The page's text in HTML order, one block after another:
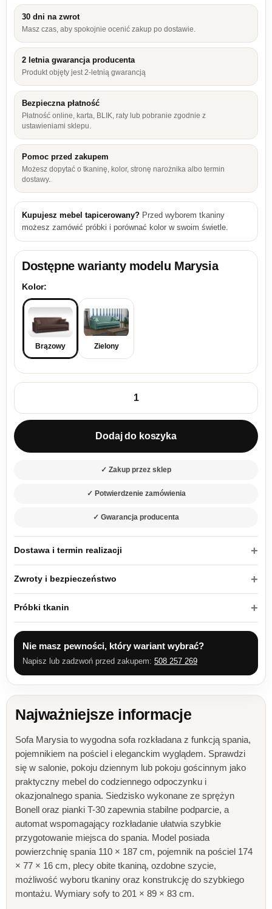
30 dni na zwrot
Masz czas, aby spokojnie ocenić zakup po dostawie.
2 letnia gwarancja producenta
Produkt objęty jest 2-letnią gwarancją
Bezpieczna płatność
Płatność online, karta, BLIK, raty lub pobranie zgodnie z
ustawieniami sklepu.
Pomoc przed zakupem
Możesz dopytać o tkaninę, kolor, stronę narożnika albo termin
dostawy.
Kupujesz mebel tapicerowany? Przed wyborem tkaniny
możesz zamówić próbki i porównać kolor w swoim świetle.
Dostępne warianty modelu Marysia
Kolor:
Brązowy Zielony
ilość Wersalka rozkładana z pojemnikiem na pościel Marysia
Dodaj do koszyka
✓ Zakup przez sklep
✓ Potwierdzenie zamówienia
✓ Gwarancja producenta
Dostawa i termin realizacji
Zwroty i bezpieczeństwo
Próbki tkanin
Nie masz pewności, który wariant wybrać?
Napisz lub zadzwoń przed zakupem: 508 257 269
Najważniejsze informacje
Sofa Marysia to wygodna sofa rozkładana z funkcją spania,
pojemnikiem na pościel i eleganckim wyglądem. Sprawdzi
się w salonie, pokoju dziennym lub pokoju gościnnym jako
praktyczny mebel do codziennego odpoczynku i
okazjonalnego spania. Siedzisko wykonane ze sprężyn
Bonell oraz pianki T-30 zapewnia stabilne podparcie, a
automat wspomagający rozkładanie ułatwia szybkie
przygotowanie miejsca do spania. Model posiada
powierzchnię spania 110 × 187 cm, pojemnik na pościel 174
× 77 × 16 cm, plecy obite tkaniną, ozdobne szycie,
możliwość wyboru tkaniny oraz konstrukcję do szybkiego
montażu. Wymiary sofy to 201 × 89 × 83 cm.